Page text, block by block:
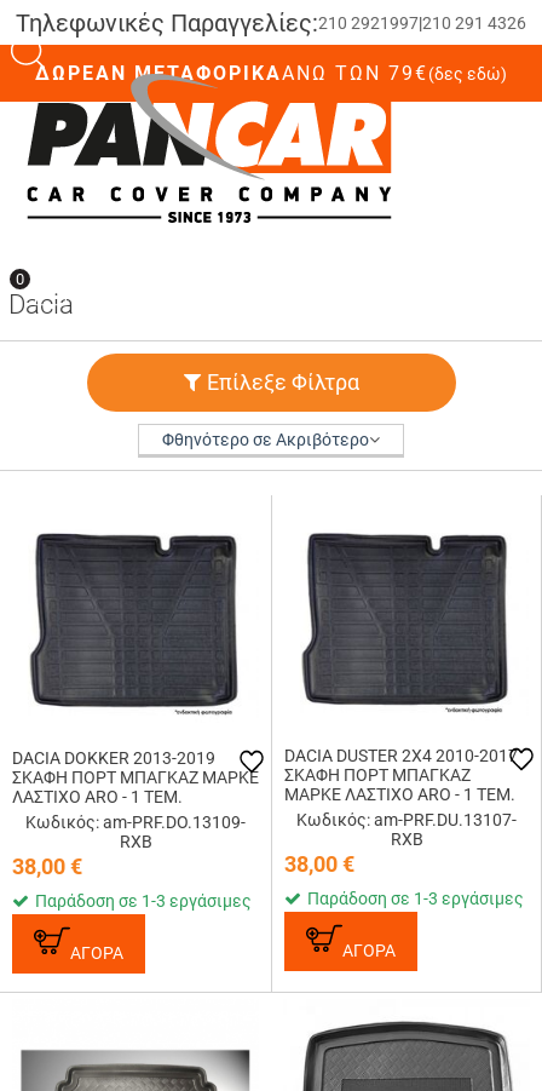
Τηλεφωνικές Παραγγελίες:210 2921997|210 291 4326
ΔΩΡΕΑΝ ΜΕΤΑΦΟΡΙΚΑΆΝΩ ΤΩΝ 79€(δες εδώ)
0
Dacia
Επίλεξε Φίλτρα
Φθηνότερο σε Ακριβότερο
DACIA DOKKER 2013-2019
ΣΚΑΦΗ ΠΟΡΤ ΜΠΑΓΚΑΖ ΜΑΡΚΕ
ΛΑΣΤΙΧΟ ARO - 1 ΤΕΜ.
Κωδικός: am-PRF.DO.13109-
RXB
38,00€
Παράδοση σε 1-3 εργάσιμες
ΑΓΟΡΑ
DACIA DUSTER 2X4 2010-2017
ΣΚΑΦΗ ΠΟΡΤ ΜΠΑΓΚΑΖ
ΜΑΡΚΕ ΛΑΣΤΙΧΟ ARO - 1 ΤΕΜ.
Κωδικός: am-PRF.DU.13107-
RXB
38,00€
Παράδοση σε 1-3 εργάσιμες
ΑΓΟΡΑ